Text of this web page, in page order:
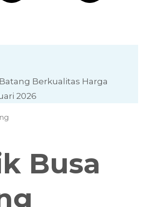
Berkualitas Harga
2026
Busa